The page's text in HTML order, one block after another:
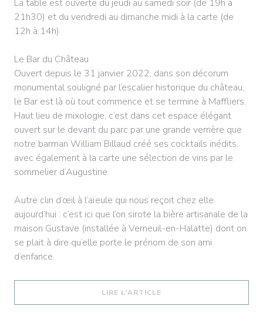
La table est ouverte du jeudi au samedi soir (de 19h à
21h30) et du vendredi au dimanche midi à la carte (de
12h à 14h)
Le Bar du Château
Ouvert depuis le 31 janvier 2022, dans son décorum
monumental souligné par l’escalier historique du château,
le Bar est là où tout commence et se termine à Maffliers.
Haut lieu de mixologie, c’est dans cet espace élégant
ouvert sur le devant du parc par une grande verrière que
notre barman William Billaud créé ses cocktails inédits,
avec également à la carte une sélection de vins par le
sommelier d’Augustine.
Autre clin d’œil à l’aïeule qui nous reçoit chez elle
aujourd’hui : c’est ici que l’on sirote la bière artisanale de la
maison Gustave (installée à Verneuil-en-Halatte) dont on
se plait à dire qu’elle porte le prénom de son ami
d’enfance.
LIRE L'ARTICLE